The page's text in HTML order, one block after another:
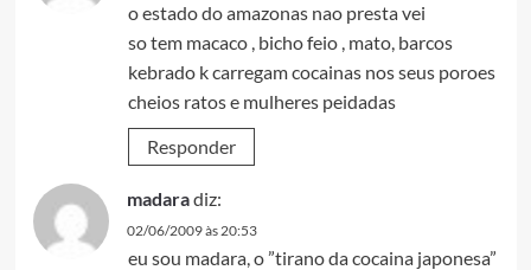
o estado do amazonas nao presta vei
so tem macaco , bicho feio , mato, barcos
kebrado k carregam cocainas nos seus poroes
cheios ratos e mulheres peidadas
Responder
madaradiz:
02/06/2009 às 20:53
eu sou madara, o ”tirano da cocaina japonesa”